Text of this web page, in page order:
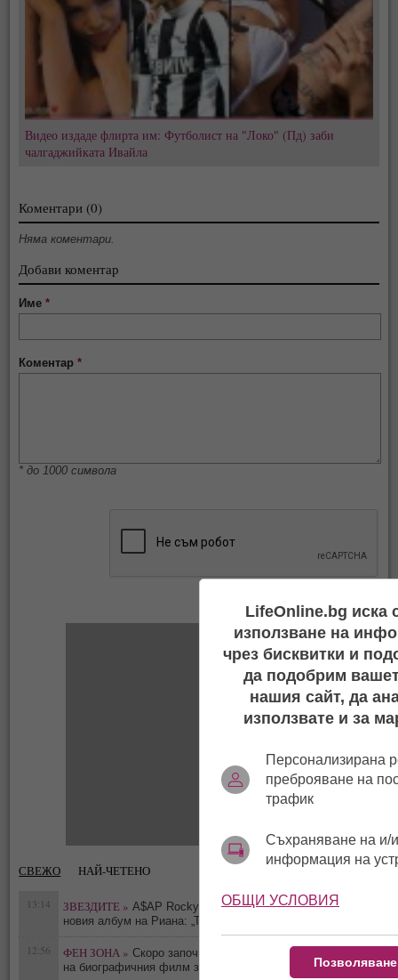
Видео издаде флирта им: Футболист на "Локо" (Пд) заби
чалгаджийката Ивайла
Коментари (0)
Няма коментари.
Добави коментар
Име*
Коментар*
* до 1000 символа
СВЕЖО НАЙ-ЧЕТЕНО
13:14 ЗВЕЗДИТЕ » A$AP Rocky издаде подробности за
новия албум на Риана: „Тя е в студиото в момента“
12:56 ФЕН ЗОНА » Скоро започват снимките на втората част
на биографичния филм за Майкъл Джексън
LifeOnline.bg иска
използване на
чрез бисквитки и
да подобрим
нашия сайт, да
използвате и за
Персонализирана
преброяване на
трафик
Съхраняване на и/
информация на
ОБЩИ УСЛОВИЯ